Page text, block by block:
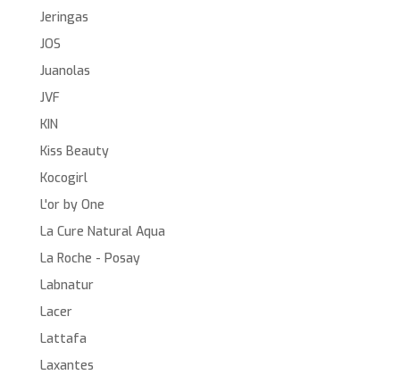
Jeringas
JOS
Juanolas
JVF
KIN
Kiss Beauty
Kocogirl
L'or by One
La Cure Natural Aqua
La Roche - Posay
Labnatur
Lacer
Lattafa
Laxantes